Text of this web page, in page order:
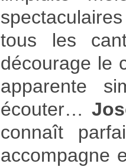
tous les
décourage le
apparente
écouter…
connaît
accompagne